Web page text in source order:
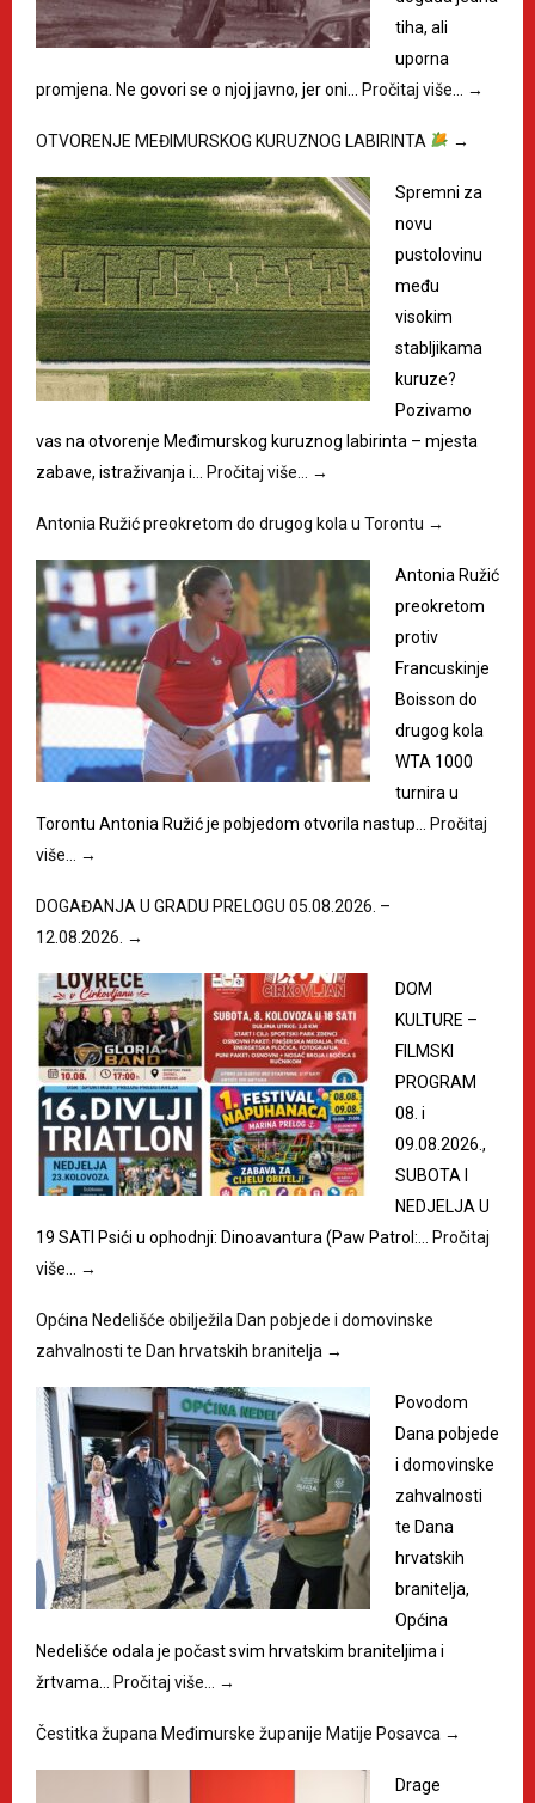
tiha, ali
uporna
promjena. Ne govori se o njoj javno, jer oni…
Pročitaj više… →
OTVORENJE MEĐIMURSKOG KURUZNOG LABIRINTA →
Spremni za
novu
pustolovinu
među
visokim
stabljikama
kuruze?
Pozivamo
vas na otvorenje Međimurskog kuruznog labirinta – mjesta
zabave, istraživanja i…
Pročitaj više… →
Antonia Ružić preokretom do drugog kola u Torontu →
Antonia Ružić
preokretom
protiv
Francuskinje
Boisson do
drugog kola
WTA 1000
turnira u
Torontu Antonia Ružić je pobjedom otvorila nastup…
Pročitaj
više…
→
DOGAĐANJA U GRADU PRELOGU 05.08.2026. –
12.08.2026. →
DOM
KULTURE –
FILMSKI
PROGRAM
08. i
09.08.2026.,
SUBOTA I
NEDJELJA U
19 SATI Psići u ophodnji: Dinoavantura (Paw Patrol:…
Pročitaj
više…
→
Općina Nedelišće obilježila Dan pobjede i domovinske
zahvalnosti te Dan hrvatskih branitelja →
Povodom
Dana pobjede
i domovinske
zahvalnosti
te Dana
hrvatskih
branitelja,
Općina
Nedelišće odala je počast svim hrvatskim braniteljima i
žrtvama…
Pročitaj više… →
Čestitka župana Međimurske županije Matije Posavca →
Drage